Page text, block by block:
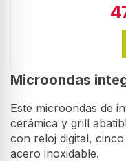
Microondas
Este microondas de
cerámica y grill
con reloj digital,
acero inoxidable.